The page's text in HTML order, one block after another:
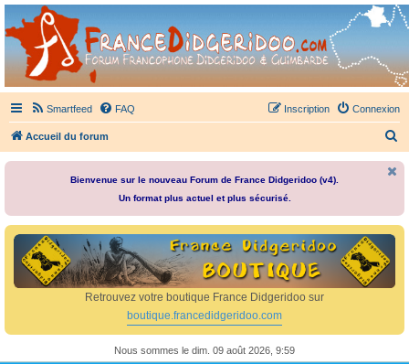
France Didgeridoo
Didgeridoo et Guimbarde sur France Didgeridoo - retrouvez la communauté.
Smartfeed FAQ Connexion
Inscription
Accueil du forum
e
r
Bienvenue sur le nouveau Forum de France Didgeridoo (v4).
Un format plus actuel et plus sécurisé.
Retrouvez votre boutique France Didgeridoo sur
boutique.francedidgeridoo.com
Nous sommes le dim. 09 août 2026, 9:59